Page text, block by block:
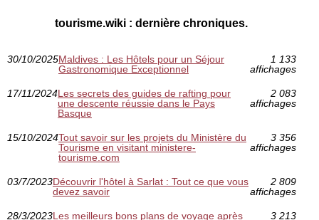
tourisme.wiki : dernière chroniques.
30/10/2025Maldives : Les Hôtels pour un Séjour
Gastronomique Exceptionnel
1 133
affichages
17/11/2024Les secrets des guides de rafting pour
une descente réussie dans le Pays
Basque
2 083
affichages
15/10/2024Tout savoir sur les projets du Ministère du
Tourisme en visitant ministere-
tourisme.com
3 356
affichages
03/7/2023Découvrir l'hôtel à Sarlat : Tout ce que vous
devez savoir
2 809
affichages
28/3/2023Les meilleurs bons plans de voyage après 3 213